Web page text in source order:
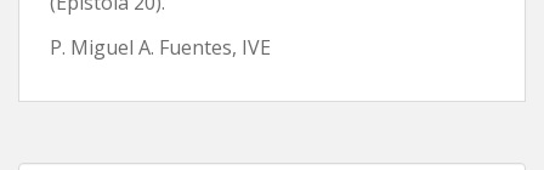
P. Miguel A. Fuentes, IVE